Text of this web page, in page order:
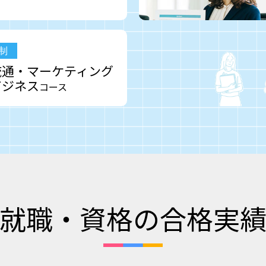
・マーケティング
ネスコース
就職・資格の合格実績